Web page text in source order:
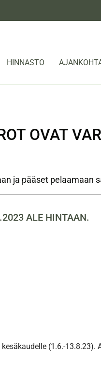
HINNASTO
OVAT
ja pääset pelaamaan
ALE HINTAAN.
(1.6.-13.8.23).